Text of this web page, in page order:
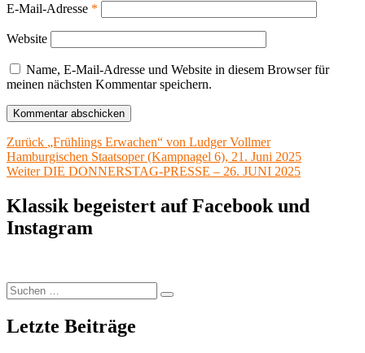
E-Mail-Adresse *
Website
Name, E-Mail-Adresse und Website in diesem Browser für
meinen nächsten Kommentar speichern.
Beitragsnavigation
Zurück
Vorheriger
Beitrag:
„Frühlings Erwachen“ von Ludger Vollmer
Hamburgischen Staatsoper (Kampnagel 6), 21. Juni 2025
Weiter Nächster
DIE DONNERSTAG-PRESSE – 26. JUNI 2025
Klassik begeistert auf Facebook und
Instagram
Suchen
nach:
Suchen
Letzte Beiträge